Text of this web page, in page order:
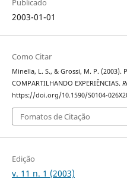
Publicado
2003-01-01
Como Citar
Minella, L. S., & Grossi, M. P. (2003).
COMPARTILHANDO EXPERIÊNCIAS.
https://doi.org/10.1590/S0104-
Fomatos de Citação
Edição
v. 11 n. 1 (2003)